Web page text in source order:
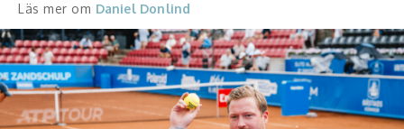
Företagsledare
Författare
Idrottare och äventyrare
Läs mer om Daniel Donlind